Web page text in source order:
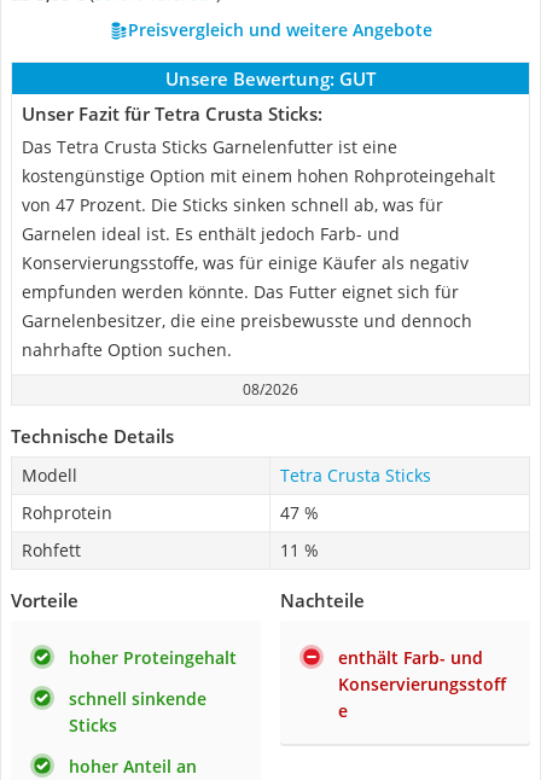
Preisvergleich und weitere Angebote
Unsere Bewertung: GUT
Unser Fazit für Tetra Crusta Sticks:
Das Tetra Crusta Sticks Garnelenfutter ist eine
kostengünstige Option mit einem hohen Rohproteingehalt
von 47 Prozent. Die Sticks sinken schnell ab, was für
Garnelen ideal ist. Es enthält jedoch Farb- und
Konservierungsstoffe, was für einige Käufer als negativ
empfunden werden könnte. Das Futter eignet sich für
Garnelenbesitzer, die eine preisbewusste und dennoch
nahrhafte Option suchen.
08/2026
Technische Details
Modell
Tetra Crusta Sticks
Rohprotein
47 %
Rohfett
11 %
Vorteile
hoher Proteingehalt
schnell sinkende
Sticks
hoher Anteil an
Nachteile
enthält Farb- und
Konservierungsstoff
e